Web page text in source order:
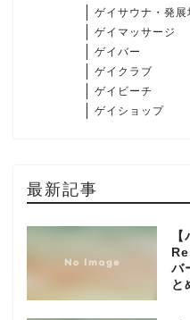
ゲイサウナ・発展
ゲイマッサージ
ゲイバー
ゲイクラブ
ゲイビーチ
ゲイショップ
最新記事
バ
と